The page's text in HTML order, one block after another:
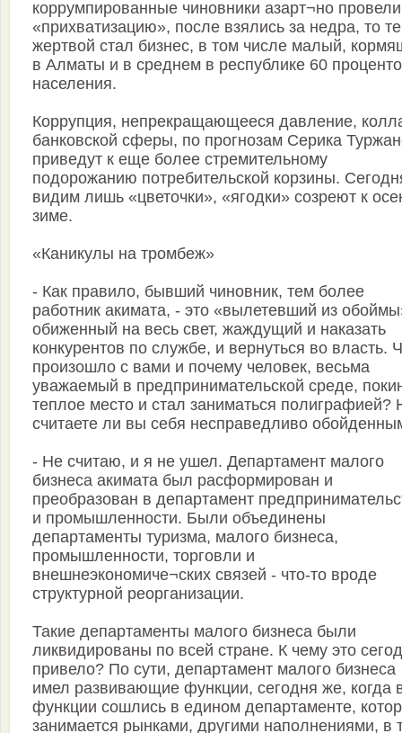
коррумпированные чиновники азарт¬но провели
«прихватизацию», после взялись за недра, то
жертвой стал бизнес, в том числе малый,
в Алматы и в среднем в республике 60
населения.
Коррупция, непрекращающееся давление,
банковской сферы, по прогнозам Серика
приведут к еще более стремительному
подорожанию потребительской корзины.
видим лишь «цветочки», «ягодки» созреют к
зиме.
«Каникулы на тромбеж»
- Как правило, бывший чиновник, тем более
работник акимата, - это «вылетевший из
обиженный на весь свет, жаждущий и наказать
конкурентов по службе, и вернуться во власть.
произошло с вами и почему человек, весьма
уважаемый в предпринимательской среде,
теплое место и стал заниматься полиграфией?
считаете ли вы себя несправедливо
- Не считаю, и я не ушел. Департамент малого
бизнеса акимата был расформирован и
преобразован в департамент
и промышленности. Были объединены
департаменты туризма, малого бизнеса,
промышленности, торговли и
внешнеэкономиче¬ских связей - что-то вроде
структурной реорганизации.
Такие департаменты малого бизнеса были
ликвидированы по всей стране. К чему это
привело? По сути, департамент малого бизнеса
имел развивающие функции, сегодня же, когда
функции сошлись в едином департаменте,
занимается рынками, другими наполнениями, в